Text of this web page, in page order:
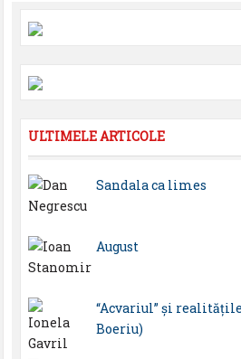
ULTIMELE ARTICOLE
Sandala ca limes
August
“Acvariul” și
Boeriu)